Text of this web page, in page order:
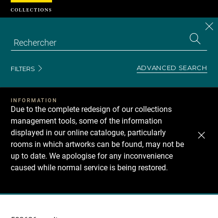
FILTERS ADVANCED SEARCH
INFORMATION
Due to the complete redesign of our collections
management tools, some of the information
displayed in our online catalogue, particularly
rooms in which artworks can be found, may not be
up to date. We apologise for any inconvenience
caused while normal service is being restored.
Recherche
Cookies management panel